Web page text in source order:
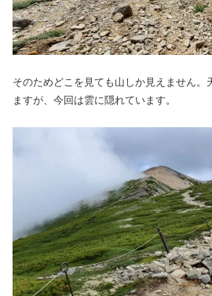
そのためどこを見ても山しか見えません。
ますが、今回は雲に隠れています。